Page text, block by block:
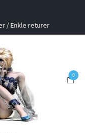
/ Enkle returer
0